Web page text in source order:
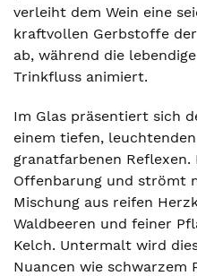
verleiht dem Wein eine
kraftvollen Gerbstoffe
ab, während die
Trinkfluss animiert.
Im Glas präsentiert sich
einem tiefen,
granatfarbenen
Offenbarung und strömt
Mischung aus reifen
Waldbeeren und feiner
Kelch. Untermalt wird
Nuancen wie schwarzem